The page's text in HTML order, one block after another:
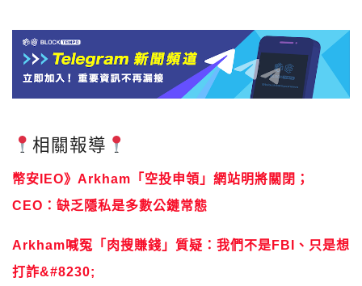
相關報導
幣安IEO》Arkham「空投申領」網站明將關閉；
CEO：缺乏隱私是多數公鏈常態
Arkham喊冤「肉搜賺錢」質疑：我們不是FBI、只是想
打詐&#8230;